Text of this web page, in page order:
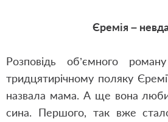
Єремія –
Розповідь об’ємного
тридцятирічному поляку
назвала мама. А ще вона
сина. Першого, так вже